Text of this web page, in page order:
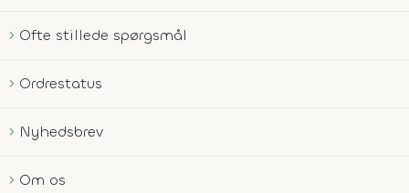
Ofte stillede spørgsmål
Ordrestatus
Nyhedsbrev
Om os